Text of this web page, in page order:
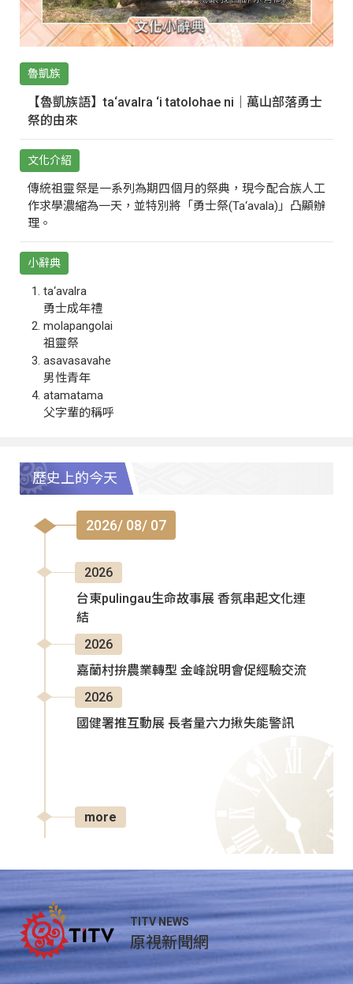
魯凱族
【魯凱族語】ta‘avalra ‘i tatolohae ni｜萬山部落勇士
祭的由來
文化介紹
傳統祖靈祭是一系列為期四個月的祭典，現今配合族人工
作求學濃縮為一天，並特別將「勇士祭(Ta‘avala)」凸顯辦
理。
小辭典
ta‘avalra
勇士成年禮
molapangolai
祖靈祭
asavasavahe
男性青年
atamatama
父字輩的稱呼
歷史上的今天
2026/ 08/ 07
2026
台東pulingau生命故事展 香氛串起文化連
結
2026
嘉蘭村拚農業轉型 金峰說明會促經驗交流
2026
國健署推互動展 長者量六力揪失能警訊
more
TITV NEWS
原視新聞網